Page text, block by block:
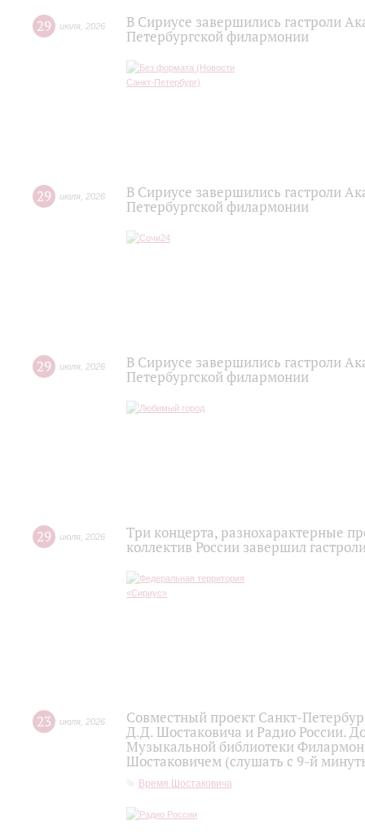
29 июля 2026
В Сириусе завершились гастроли
Петербургской филармонии
29 июля 2026
В Сириусе завершились гастроли
Петербургской филармонии
29 июля 2026
В Сириусе завершились гастроли
Петербургской филармонии
29 июля 2026
Три концерта, разнохарактерные
коллектив России завершил
23 июля 2026
Совместный проект Санкт-
Д.Д. Шостаковича и Радио России.
Музыкальной библиотеки
Шостаковичем (слушать с 9-й
Время Шостаковича